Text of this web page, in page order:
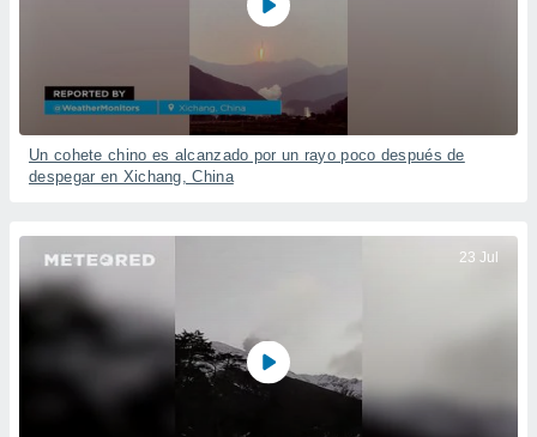
Un cohete chino es alcanzado por un rayo poco después de
despegar en Xichang, China
23 Jul